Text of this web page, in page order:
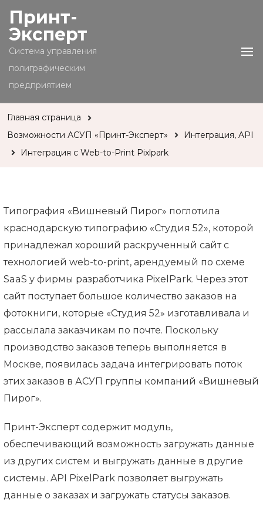
Принт-
Эксперт
Cистема управления
полиграфическим
предприятием
Главная страница
Возможности АСУП «Принт-Эксперт»
Интеграция, API
Интеграция с Web-to-Print Pixlpark
Типография «Вишневый Пирог» поглотила
краснодарскую типографию «Студия 52», которой
принадлежал хороший раскрученный сайт с
технологией web-to-print, арендуемый по схеме
SaaS у фирмы разработчика PixelPark. Через этот
сайт поступает большое количество заказов на
фотокниги, которые «Студия 52» изготавливала и
рассылала заказчикам по почте. Поскольку
производство заказов теперь выполняется в
Москве, появилась задача интегрировать поток
этих заказов в АСУП группы компаний «Вишневый
Пирог».
Принт-Эксперт содержит модуль,
обеспечивающий возможность загружать данные
из других систем и выгружать данные в другие
системы. API PixelPark позволяет выгружать
данные о заказах и загружать статусы заказов.